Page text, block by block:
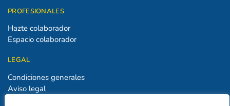
PROFESIONALES
Hazte colaborador
Espacio colaborador
LEGAL
Condiciones generales
Aviso legal